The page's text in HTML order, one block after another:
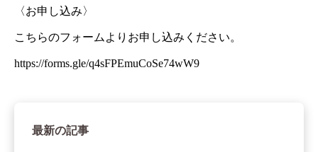
〈お申し込み〉
こちらのフォームよりお申し込みください。
https://forms.gle/q4sFPEmuCoSe74wW9
最新の記事